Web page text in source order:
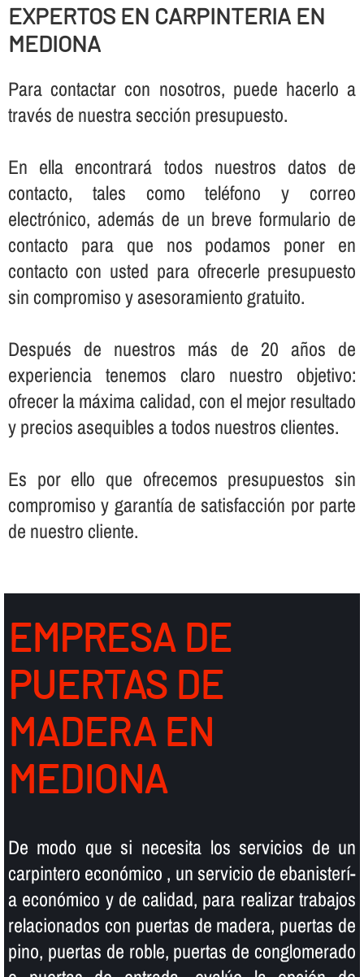
EXPERTOS EN CARPINTERIA EN
MEDIONA
Para contactar con nosotros, puede hacerlo a
través de nuestra sección presupuesto.
En ella encontrará todos nuestros datos de
contacto, tales como teléfono y correo
electrónico, además de un breve formulario de
contacto para que nos podamos poner en
contacto con usted para ofrecerle presupuesto
sin compromiso y asesoramiento gratuito.
Después de nuestros más de 20 años de
experiencia tenemos claro nuestro objetivo:
ofrecer la máxima calidad, con el mejor resultado
y precios asequibles a todos nuestros clientes.
Es por ello que ofrecemos presupuestos sin
compromiso y garantí­a de satisfacción por parte
de nuestro cliente.
EMPRESA DE
PUERTAS DE
MADERA EN
MEDIONA
De modo que si necesita los servicios de un
carpintero económico , un servicio de ebanisterí­
a económico y de calidad, para realizar trabajos
relacionados con puertas de madera, puertas de
pino, puertas de roble, puertas de conglomerado